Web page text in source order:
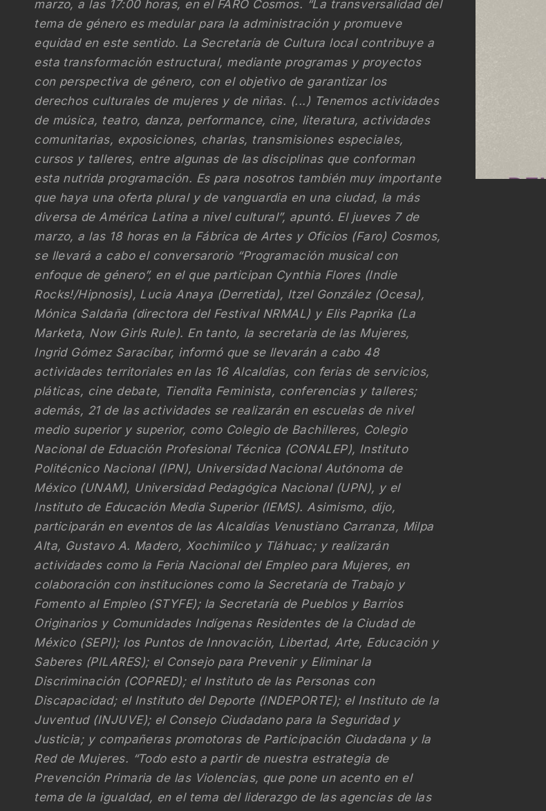
marzo, a las 17:00 horas, en el FARO Cosmos. “La transversalidad del
tema de género es medular para la administración y promueve
equidad en este sentido. La Secretaría de Cultura local contribuye a
esta transformación estructural, mediante programas y proyectos
con perspectiva de género, con el objetivo de garantizar los
derechos culturales de mujeres y de niñas. (...) Tenemos actividades
de música, teatro, danza, performance, cine, literatura, actividades
comunitarias, exposiciones, charlas, transmisiones especiales,
cursos y talleres, entre algunas de las disciplinas que conforman
esta nutrida programación. Es para nosotros también muy importante
que haya una oferta plural y de vanguardia en una ciudad, la más
diversa de América Latina a nivel cultural”, apuntó. El jueves 7 de
marzo, a las 18 horas en la Fábrica de Artes y Oficios (Faro) Cosmos,
se llevará a cabo el conversarorio “Programación musical con
enfoque de género”, en el que participan Cynthia Flores (Indie
Rocks!/Hipnosis), Lucia Anaya (Derretida), Itzel González (Ocesa),
Mónica Saldaña (directora del Festival NRMAL) y Elis Paprika (La
Marketa, Now Girls Rule). En tanto, la secretaria de las Mujeres,
Ingrid Gómez Saracíbar, informó que se llevarán a cabo 48
actividades territoriales en las 16 Alcaldías, con ferias de servicios,
pláticas, cine debate, Tiendita Feminista, conferencias y talleres;
además, 21 de las actividades se realizarán en escuelas de nivel
medio superior y superior, como Colegio de Bachilleres, Colegio
Nacional de Eduación Profesional Técnica (CONALEP), Instituto
Politécnico Nacional (IPN), Universidad Nacional Autónoma de
México (UNAM), Universidad Pedagógica Nacional (UPN), y el
Instituto de Educación Media Superior (IEMS). Asimismo, dijo,
participarán en eventos de las Alcaldías Venustiano Carranza, Milpa
Alta, Gustavo A. Madero, Xochimilco y Tláhuac; y realizarán
actividades como la Feria Nacional del Empleo para Mujeres, en
colaboración con instituciones como la Secretaría de Trabajo y
Fomento al Empleo (STYFE); la Secretaría de Pueblos y Barrios
Originarios y Comunidades Indígenas Residentes de la Ciudad de
México (SEPI); los Puntos de Innovación, Libertad, Arte, Educación y
Saberes (PILARES); el Consejo para Prevenir y Eliminar la
Discriminación (COPRED); el Instituto de las Personas con
Discapacidad; el Instituto del Deporte (INDEPORTE); el Instituto de la
Juventud (INJUVE); el Consejo Ciudadano para la Seguridad y
Justicia; y compañeras promotoras de Participación Ciudadana y la
Red de Mujeres. “Todo esto a partir de nuestra estrategia de
Prevención Primaria de las Violencias, que pone un acento en el
tema de la igualdad, en el tema del liderazgo de las agencias de las